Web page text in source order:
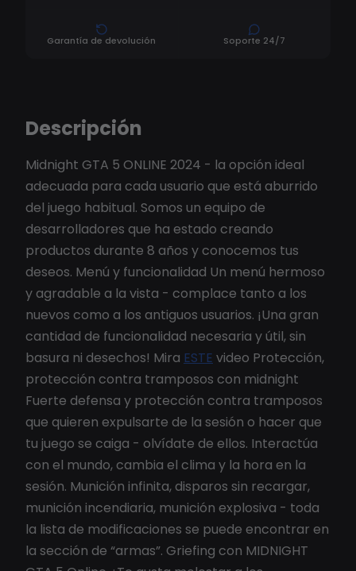
Garantía de devolución Soporte 24/7
Descripción
Midnight GTA 5 ONLINE 2024 - la opción ideal
adecuada para cada usuario que está aburrido
del juego habitual. Somos un equipo de
desarrolladores que ha estado creando
productos durante 8 años y conocemos tus
deseos. Menú y funcionalidad Un menú hermoso
y agradable a la vista - complace tanto a los
nuevos como a los antiguos usuarios. ¡Una gran
cantidad de funcionalidad necesaria y útil, sin
basura ni desechos! Mira ESTE video Protección,
protección contra tramposos con midnight
Fuerte defensa y protección contra tramposos
que quieren expulsarte de la sesión o hacer que
tu juego se caiga - olvídate de ellos. Interactúa
con el mundo, cambia el clima y la hora en la
sesión. Munición infinita, disparos sin recargar,
munición incendiaria, munición explosiva - toda
la lista de modificaciones se puede encontrar en
la sección de “armas”. Griefing con MIDNIGHT